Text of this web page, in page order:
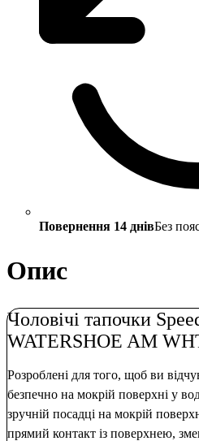
Повернення 14 днівБез
Опис
Чоловічі тапочки
WATERSHOE AM
Розроблені для того, щоб ви
безпечно на мокрій поверхні у
зручній посадці на мокрій
прямий контакт із поверхнею,